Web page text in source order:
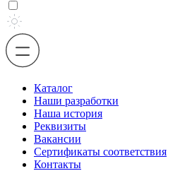
Каталог
Наши разработки
Наша история
Реквизиты
Вакансии
Сертификаты соответствия
Контакты